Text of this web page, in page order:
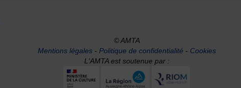
© AMTA
Mentions légales- Politique de confidentialité - Cookies
L'AMTA est soutenue par :